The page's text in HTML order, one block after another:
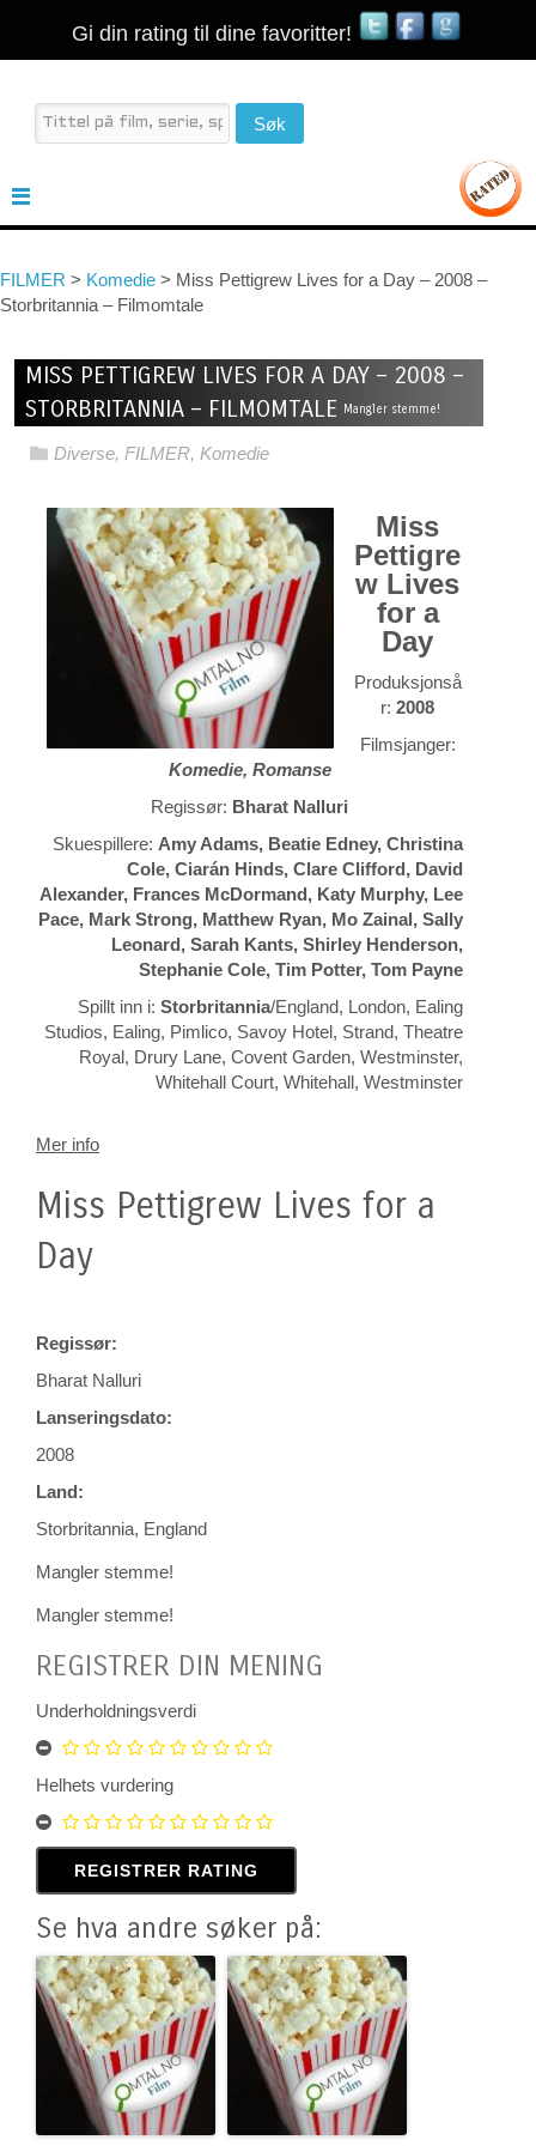
Gi din rating til dine favoritter!
FILMER > Komedie > Miss Pettigrew Lives for a Day – 2008 –
Storbritannia – Filmomtale
MISS PETTIGREW LIVES FOR A DAY – 2008 –
STORBRITANNIA – FILMOMTALE
Mangler stemme!
Diverse, FILMER, Komedie
Miss
Pettigre
w Lives
for a
Day
Produksjonså
r:2008
Filmsjanger:
Komedie, Romanse
Regissør: Bharat Nalluri
Skuespillere: Amy Adams, Beatie Edney, Christina
Cole, Ciarán Hinds, Clare Clifford, David
Alexander, Frances McDormand, Katy Murphy, Lee
Pace, Mark Strong, Matthew Ryan, Mo Zainal, Sally
Leonard, Sarah Kants, Shirley Henderson,
Stephanie Cole, Tim Potter, Tom Payne
Spillt inn i:Storbritannia/England, London, Ealing
Studios, Ealing, Pimlico, Savoy Hotel, Strand, Theatre
Royal, Drury Lane, Covent Garden, Westminster,
Whitehall Court, Whitehall, Westminster
Mer info
Miss Pettigrew Lives for a
Day
Regissør:
Bharat Nalluri
Lanseringsdato:
2008
Land:
Storbritannia, England
Mangler stemme!
Mangler stemme!
REGISTRER DIN MENING
Underholdningsverdi
Helhets vurdering
Se hva andre søker på: